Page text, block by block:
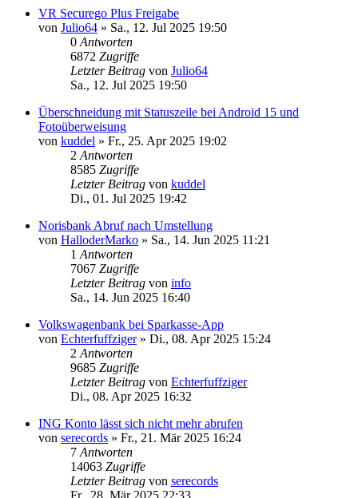
VR Securego Plus Freigabe
von Julio64 » Sa., 12. Jul 2025 19:50
0 Antworten
6872 Zugriffe
Letzter Beitrag von Julio64
Sa., 12. Jul 2025 19:50
Überschneidung mit Statuszeile bei Android 15 und
Fotoüberweisung
von kuddel » Fr., 25. Apr 2025 19:02
2 Antworten
8585 Zugriffe
Letzter Beitrag von kuddel
Di., 01. Jul 2025 19:42
Norisbank Abruf nach Umstellung
von HalloderMarko » Sa., 14. Jun 2025 11:21
1 Antworten
7067 Zugriffe
Letzter Beitrag von info
Sa., 14. Jun 2025 16:40
Volkswagenbank bei Sparkasse-App
von Echterfuffziger» Di., 08. Apr 2025 15:24
2 Antworten
9685 Zugriffe
Letzter Beitrag von Echterfuffziger
Di., 08. Apr 2025 16:32
ING Konto lässt sich nicht mehr abrufen
von serecords » Fr., 21. Mär 2025 16:24
7 Antworten
14063 Zugriffe
Letzter Beitrag von serecords
Fr., 28. Mär 2025 22:33